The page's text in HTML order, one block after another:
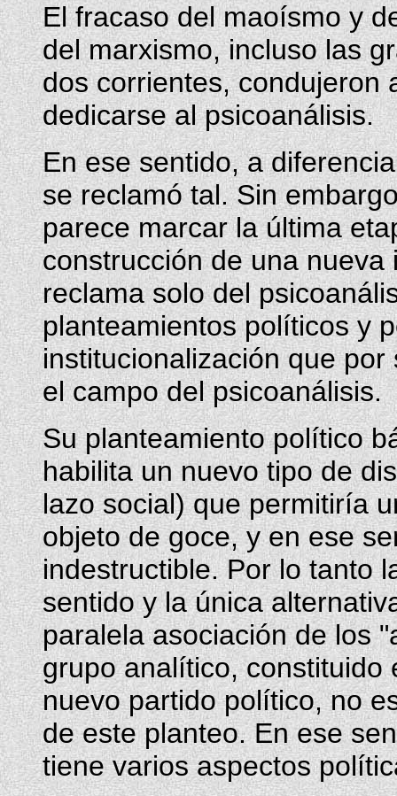
El fracaso del maoísmo y
del marxismo, incluso las
dos corrientes, condujeron
dedicarse al psicoanálisis.
En ese sentido, a
se reclamó tal. Sin
parece marcar la última
construcción de una
reclama solo del
planteamientos políticos y
institucionalización que
el campo del psicoanálisis.
Su planteamiento político
habilita un nuevo tipo de
lazo social) que permitiría
objeto de goce, y en ese
indestructible. Por lo tanto
sentido y la única
paralela asociación de los
grupo analítico, constituido
nuevo partido político, no
de este planteo. En ese
tiene varios aspectos